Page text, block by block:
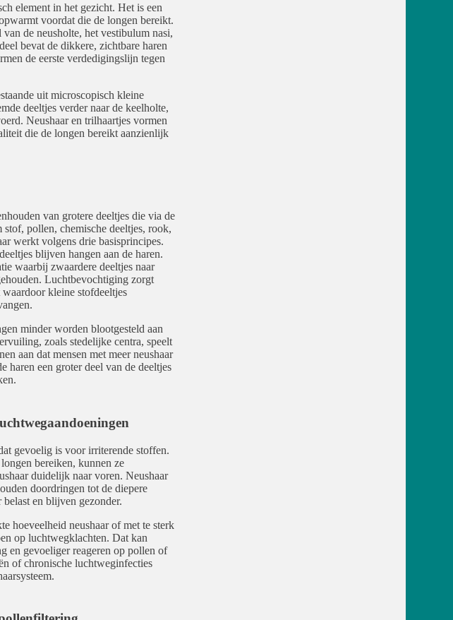
element in het gezicht. Het is een
voordat die de longen bereikt.
de neusholte, het vestibulum nasi,
bevat de dikkere, zichtbare haren
de eerste verdedigingslijn tegen
uit microscopisch kleine
deeltjes verder naar de keelholte,
Neushaar en trilhaartjes vormen
die de longen bereikt aanzienlijk
van grotere deeltjes die via de
pollen, chemische deeltjes, rook,
werkt volgens drie basisprincipes.
blijven hangen aan de haren.
waarbij zwaardere deeltjes naar
Luchtbevochtiging zorgt
kleine stofdeeltjes
minder worden blootgesteld aan
zoals stedelijke centra, speelt
aan dat mensen met meer neushaar
haren een groter deel van de deeltjes
gevoelig is voor irriterende stoffen.
bereiken, kunnen ze
duidelijk naar voren. Neushaar
doordringen tot de diepere
en blijven gezonder.
hoeveelheid neushaar of met te sterk
op luchtwegklachten. Dat kan
en gevoeliger reageren op pollen of
of chronische luchtweginfecties